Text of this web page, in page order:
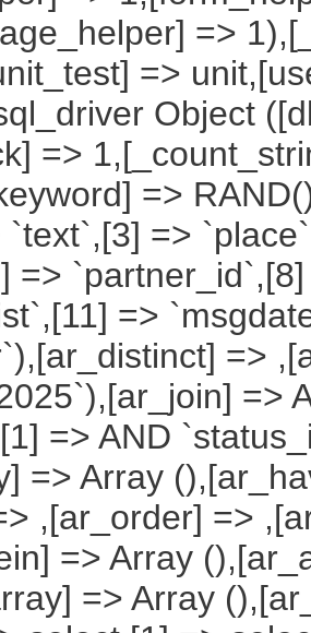
=>
=>
Object
=>
=>
`text`,[3] =>
=>
=>
=>
=>
=> AND
=> Array
,[ar_order] =>
=> Array
=> Array